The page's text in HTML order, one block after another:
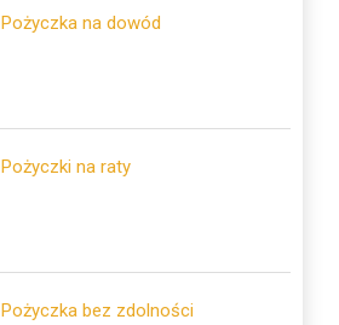
Pożyczka na dowód
Pożyczki na raty
Pożyczka bez zdolności